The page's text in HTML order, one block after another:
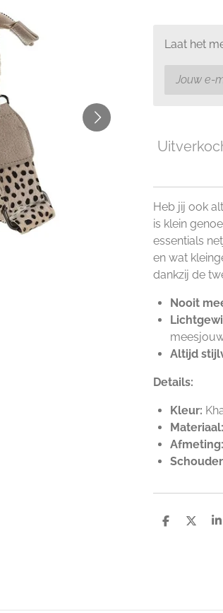
Laat het
Heb jij ook
is klein
essentials
en wat
dankzij de
Nooit
Altijd
Details:
Kleur:
Materiaal:
Afmeting:
D
D
S